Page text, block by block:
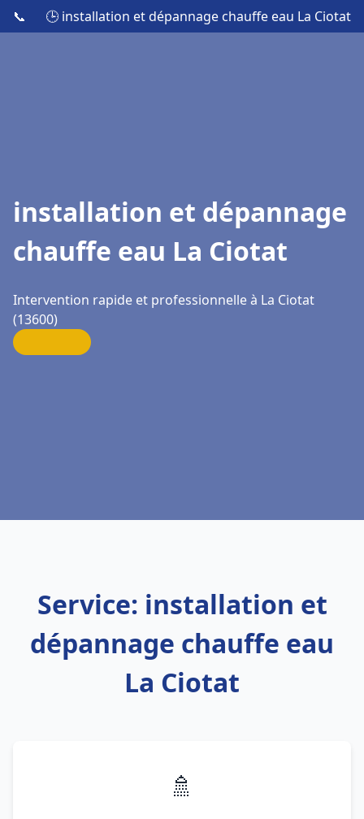
📞 🕒 installation et dépannage chauffe eau La Ciotat
installation et dépannage
chauffe eau La Ciotat
Intervention rapide et professionnelle à La Ciotat
(13600)
Service: installation et
dépannage chauffe eau
La Ciotat
🚿